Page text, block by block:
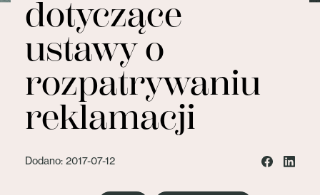
dotyczące
ustawy o
rozpatrywaniu
reklamacji
Dodano: 2017-07-12